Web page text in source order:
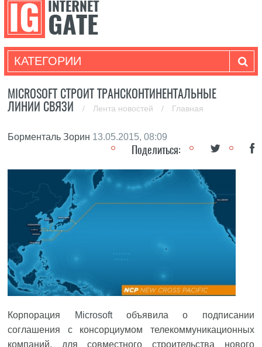
КАТЕГОРИИ
MICROSOFT СТРОИТ ТРАНСКОНТИНЕНТАЛЬНЫЕ
ЛИНИИ СВЯЗИ
/ Лента новостей / Главная
Борменталь Зорин 13.05.2015, 08:09
Поделиться:
Корпорация Microsoftобъявила о подписании
соглашения с консорциумом телекоммуникационных
компаний, для совместного строительства нового